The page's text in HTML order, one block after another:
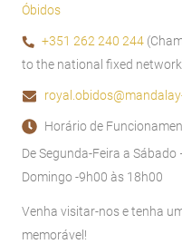
Óbidos
+351 262 240 244
to the national fixed
Horário de
De Segunda-Feira a
Domingo -9h00 às 18h00
Venha visitar-nos e tenha
memorável!